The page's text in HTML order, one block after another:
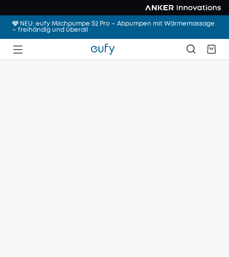
🩷 NEU: eufy Milchpumpe S2 Pro – Abpumpen mit Wärmemassage
– freihändig und überall